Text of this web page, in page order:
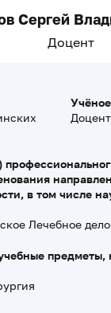
Сергей
Доцент
Доцент
в том числе
Лечебное